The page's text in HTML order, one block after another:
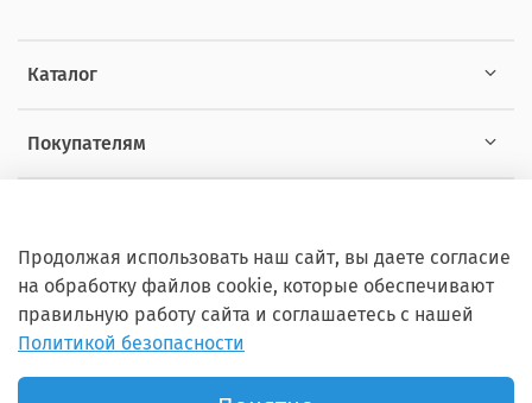
Каталог
Покупателям
Copyright © 2012 - 2026 ZOOSET Все права защищены.
Продолжая использовать наш сайт, вы даете согласие
на обработку файлов cookie, которые обеспечивают
правильную работу сайта и соглашаетесь с нашей
Политикой безопасности